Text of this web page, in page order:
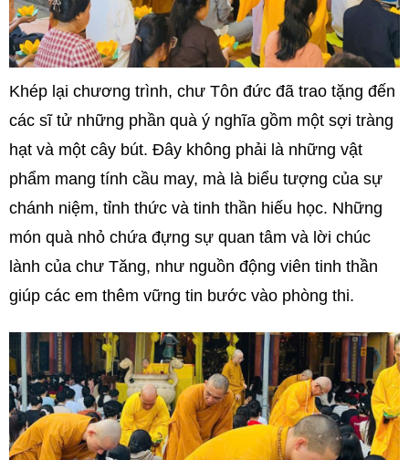
Khép lại chương trình, chư Tôn đức đã trao tặng đến
các sĩ tử những phần quà ý nghĩa gồm một sợi tràng
hạt và một cây bút. Đây không phải là những vật
phẩm mang tính cầu may, mà là biểu tượng của sự
chánh niệm, tỉnh thức và tinh thần hiếu học. Những
món quà nhỏ chứa đựng sự quan tâm và lời chúc
lành của chư Tăng, như nguồn động viên tinh thần
giúp các em thêm vững tin bước vào phòng thi.